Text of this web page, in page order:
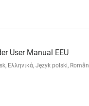
User Manual EEU
Ελληνικά, Język polski,